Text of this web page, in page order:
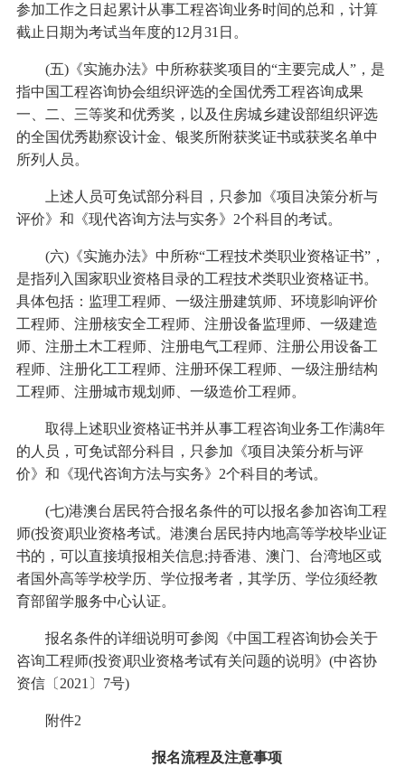
参加工作之日起累计从事工程咨询业务时间的总和，计算
截止日期为考试当年度的12月31日。
(五)《实施办法》中所称获奖项目的“主要完成人”，是
指中国工程咨询协会组织评选的全国优秀工程咨询成果
一、二、三等奖和优秀奖，以及住房城乡建设部组织评选
的全国优秀勘察设计金、银奖所附获奖证书或获奖名单中
所列人员。
上述人员可免试部分科目，只参加《项目决策分析与
评价》和《现代咨询方法与实务》2个科目的考试。
(六)《实施办法》中所称“工程技术类职业资格证书”，
是指列入国家职业资格目录的工程技术类职业资格证书。
具体包括：监理工程师、一级注册建筑师、环境影响评价
工程师、注册核安全工程师、注册设备监理师、一级建造
师、注册土木工程师、注册电气工程师、注册公用设备工
程师、注册化工工程师、注册环保工程师、一级注册结构
工程师、注册城市规划师、一级造价工程师。
取得上述职业资格证书并从事工程咨询业务工作满8年
的人员，可免试部分科目，只参加《项目决策分析与评
价》和《现代咨询方法与实务》2个科目的考试。
(七)港澳台居民符合报名条件的可以报名参加咨询工程
师(投资)职业资格考试。港澳台居民持内地高等学校毕业证
书的，可以直接填报相关信息;持香港、澳门、台湾地区或
者国外高等学校学历、学位报考者，其学历、学位须经教
育部留学服务中心认证。
报名条件的详细说明可参阅《中国工程咨询协会关于
咨询工程师(投资)职业资格考试有关问题的说明》(中咨协
资信〔2021〕7号)
附件2
报名流程及注意事项